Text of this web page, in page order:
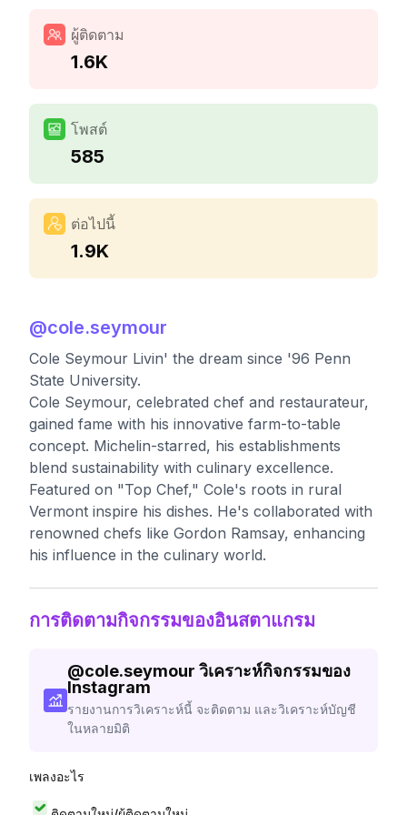
ผู้ติดตาม
1.6K
โพสต์
585
ต่อไปนี้
1.9K
@cole.seymour
Cole Seymour Livin' the dream since '96 Penn
State University.
Cole Seymour, celebrated chef and restaurateur,
gained fame with his innovative farm-to-table
concept. Michelin-starred, his establishments
blend sustainability with culinary excellence.
Featured on "Top Chef," Cole's roots in rural
Vermont inspire his dishes. He's collaborated with
renowned chefs like Gordon Ramsay, enhancing
his influence in the culinary world.
การติดตามกิจกรรมของอินสตาแกรม
@cole.seymour วิเคราะห์กิจกรรมของ
Instagram
รายงานการวิเคราะห์นี้ จะติดตาม และวิเคราะห์บัญชี
ในหลายมิติ
เพลงอะไร